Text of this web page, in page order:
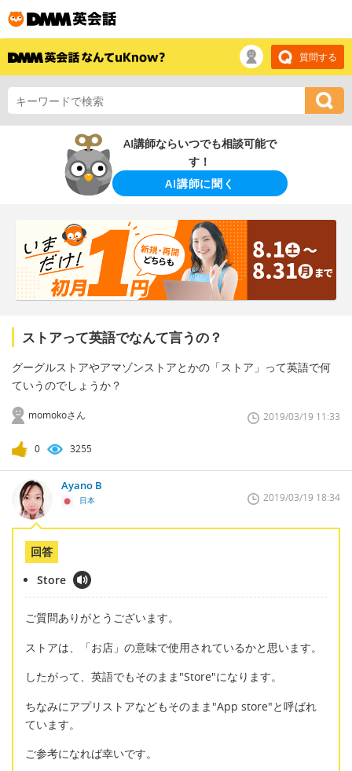
質問する
AI講師ならいつでも相談可能で
す！
AI講師に聞く
ストアって英語でなんて言うの？
グーグルストアやアマゾンストアとかの「ストア」って英語で何
ていうのでしょうか？
momokoさん 2019/03/19 11:33
0 3255
Ayano B
日本 2019/03/19 18:34
回答
Store
ご質問ありがとうございます。
ストアは、「お店」の意味で使用されているかと思います。
したがって、英語でもそのまま"Store"になります。
ちなみにアプリストアなどもそのまま"App store"と呼ばれ
ています。
ご参考になれば幸いです。